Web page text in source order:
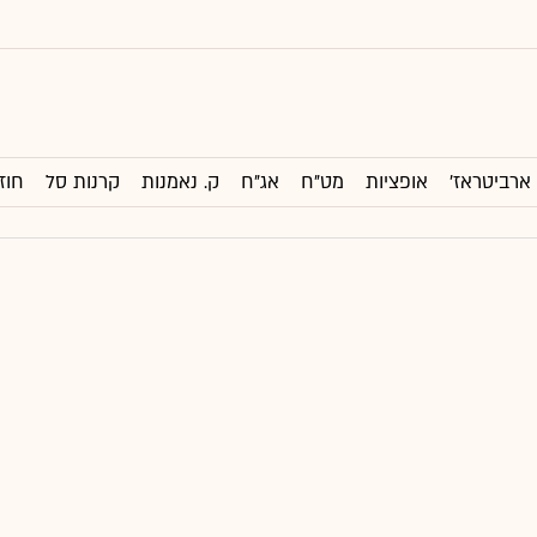
ארביטראז' אופציות מט"ח אג"ח ק. נאמנות קרנות סל